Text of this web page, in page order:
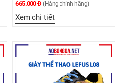
665.000 Đ (Hàng chính hãng)
Xem chi tiết